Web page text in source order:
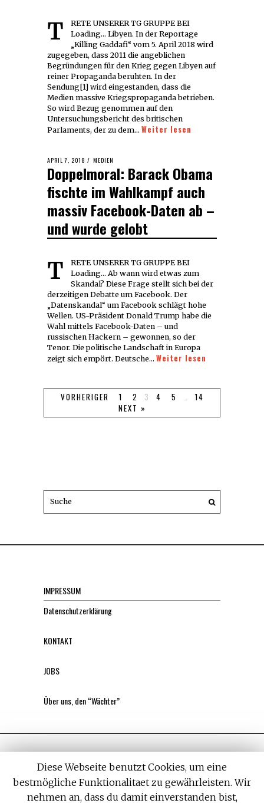
TRETE UNSERER TG GRUPPE BEI
Loading... Libyen. In der Reportage
„Killing Gaddafi“ vom 5. April 2018 wird
zugegeben, dass 2011 die angeblichen
Begründungen für den Krieg gegen Libyen auf
reiner Propaganda beruhten. In der
Sendung[1] wird eingestanden, dass die
Medien massive Kriegspropaganda betrieben.
So wird Bezug genommen auf den
Untersuchungsbericht des britischen
Parlaments, der zu dem… Weiter lesen
POSTED
ON
APRIL 7, 2018 APRIL
7,
2018
MEDIEN
Doppelmoral: Barack Obama
fischte im Wahlkampf auch
massiv Facebook-Daten ab –
und wurde gelobt
TRETE UNSERER TG GRUPPE BEI
Loading... Ab wann wird etwas zum
Skandal? Diese Frage stellt sich bei der
derzeitigen Debatte um Facebook. Der
„Datenskandal“ um Facebook schlägt hohe
Wellen. US-Präsident Donald Trump habe die
Wahl mittels Facebook-Daten – und
russischen Hackern – gewonnen, so der
Tenor. Die politische Landschaft in Europa
zeigt sich empört. Deutsche… Weiter lesen
VORHERIGER 1 2 3 4 5
14
NEXT »
IMPRESSUM
Datenschutzerklärung
KONTAKT
JOBS
Über uns, den “Wächter”
Diese Webseite benutzt Cookies, um eine
bestmögliche Funktionalitaet zu gewährleisten. Wir
nehmen an, dass du damit einverstanden bist,